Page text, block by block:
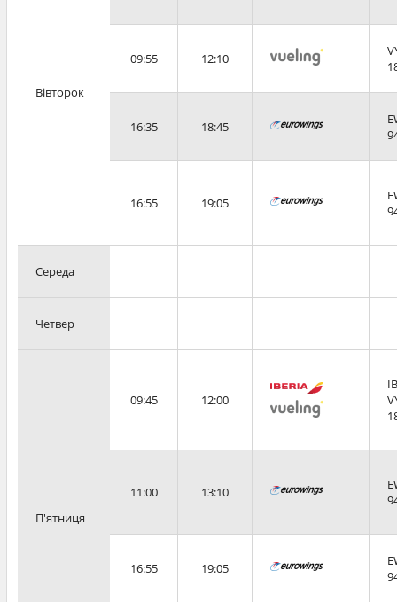
Вівторок
09:55 12:10
16:35 18:45
16:55 19:05
Середа
Четвер
П'ятниця
09:45 12:00
11:00 13:10
16:55 19:05